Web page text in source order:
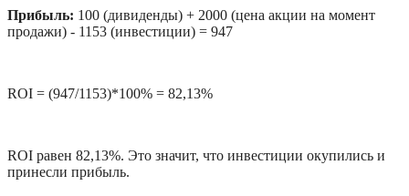
Прибыль: 100 (дивиденды) + 2000 (цена акции на момент
продажи) - 1153 (инвестиции) = 947
ROI = (947/1153)*100% = 82,13%
ROI равен 82,13%. Это значит, что инвестиции окупились и
принесли прибыль.